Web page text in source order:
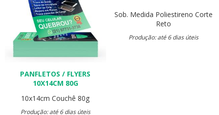
PANFLETOS / FLYERS
10X14CM 80G
10x14cm Couchê 80g
Produção: até 6 dias úteis
Sob. Medida Poliestireno Corte
Reto
Produção: até 6 dias úteis